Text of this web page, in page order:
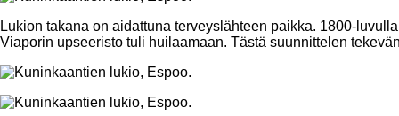
Lukion takana on aidattuna terveyslähteen paikka. 1800-
Viaporin upseeristo tuli huilaamaan. Tästä suunnittelen